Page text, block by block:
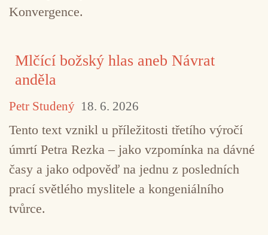
TAGY Discus Eclectic Maybe Band
improvizace
Konvergence.
Mlčící božský hlas aneb Návrat
anděla
Petr Studený 18. 6. 2026
Tento text vznikl u příležitosti třetího výročí
úmrtí Petra Rezka – jako vzpomínka na dávné
časy a jako odpověď na jednu z posledních
prací světlého myslitele a kongeniálního
tvůrce.